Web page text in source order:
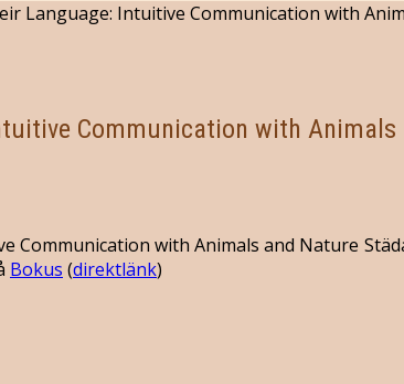
Language: Intuitive Communication with
Communication with Animals
Bokus (direktlänk)